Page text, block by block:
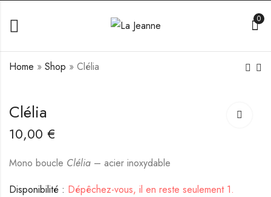
0
Home » Shop » Clélia
Clélia
10,00 €
Mono boucle Clélia – acier inoxydable
Disponibilité : Dépêchez-vous, il en reste seulement 1.